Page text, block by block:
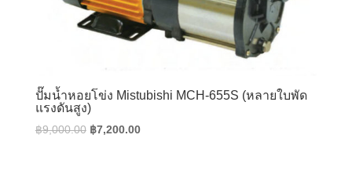
ปั๊มน้ำหอยโข่ง Mistubishi MCH-655S (หลายใบพัด
แรงดันสูง)
฿9,000.00 Original
฿7,200.00Current